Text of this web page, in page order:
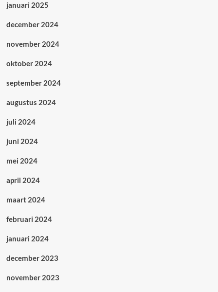
januari 2025
december 2024
november 2024
oktober 2024
september 2024
augustus 2024
juli 2024
juni 2024
mei 2024
april 2024
maart 2024
februari 2024
januari 2024
december 2023
november 2023